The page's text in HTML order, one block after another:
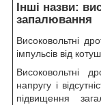
Інші назви:
запалювання
Високовольтні
імпульсів від
Високовольтні
напругу і
підвищення